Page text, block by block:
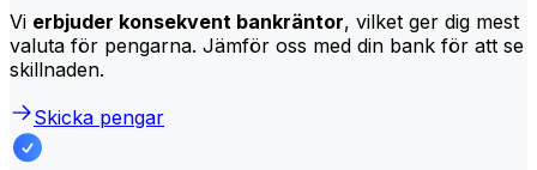
Vi erbjuder konsekvent bankräntor, vilket ger dig mest
valuta för pengarna. Jämför oss med din bank för att se
skillnaden.
Skicka pengar